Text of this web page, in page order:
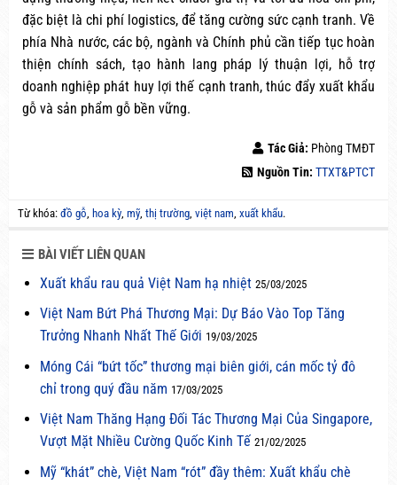
đặc biệt là chi phí logistics, để tăng cường sức cạnh tranh. Về
phía Nhà nước, các bộ, ngành và Chính phủ cần tiếp tục hoàn
thiện chính sách, tạo hành lang pháp lý thuận lợi, hỗ trợ
doanh nghiệp phát huy lợi thế cạnh tranh, thúc đẩy xuất khẩu
gỗ và sản phẩm gỗ bền vững.
Tác Giả: Phòng TMĐT
Nguồn Tin: TTXT&PTCT
Từ khóa: đồ gỗ, hoa kỳ, mỹ, thị trường, việt nam, xuất khẩu.
BÀI VIẾT LIÊN QUAN
Xuất khẩu rau quả Việt Nam hạ nhiệt 25/03/2025
Việt Nam Bứt Phá Thương Mại: Dự Báo Vào Top Tăng
Trưởng Nhanh Nhất Thế Giới 19/03/2025
Móng Cái “bứt tốc” thương mại biên giới, cán mốc tỷ đô
chỉ trong quý đầu năm 17/03/2025
Việt Nam Thăng Hạng Đối Tác Thương Mại Của Singapore,
Vượt Mặt Nhiều Cường Quốc Kinh Tế 21/02/2025
Mỹ “khát” chè, Việt Nam “rót” đầy thêm: Xuất khẩu chè